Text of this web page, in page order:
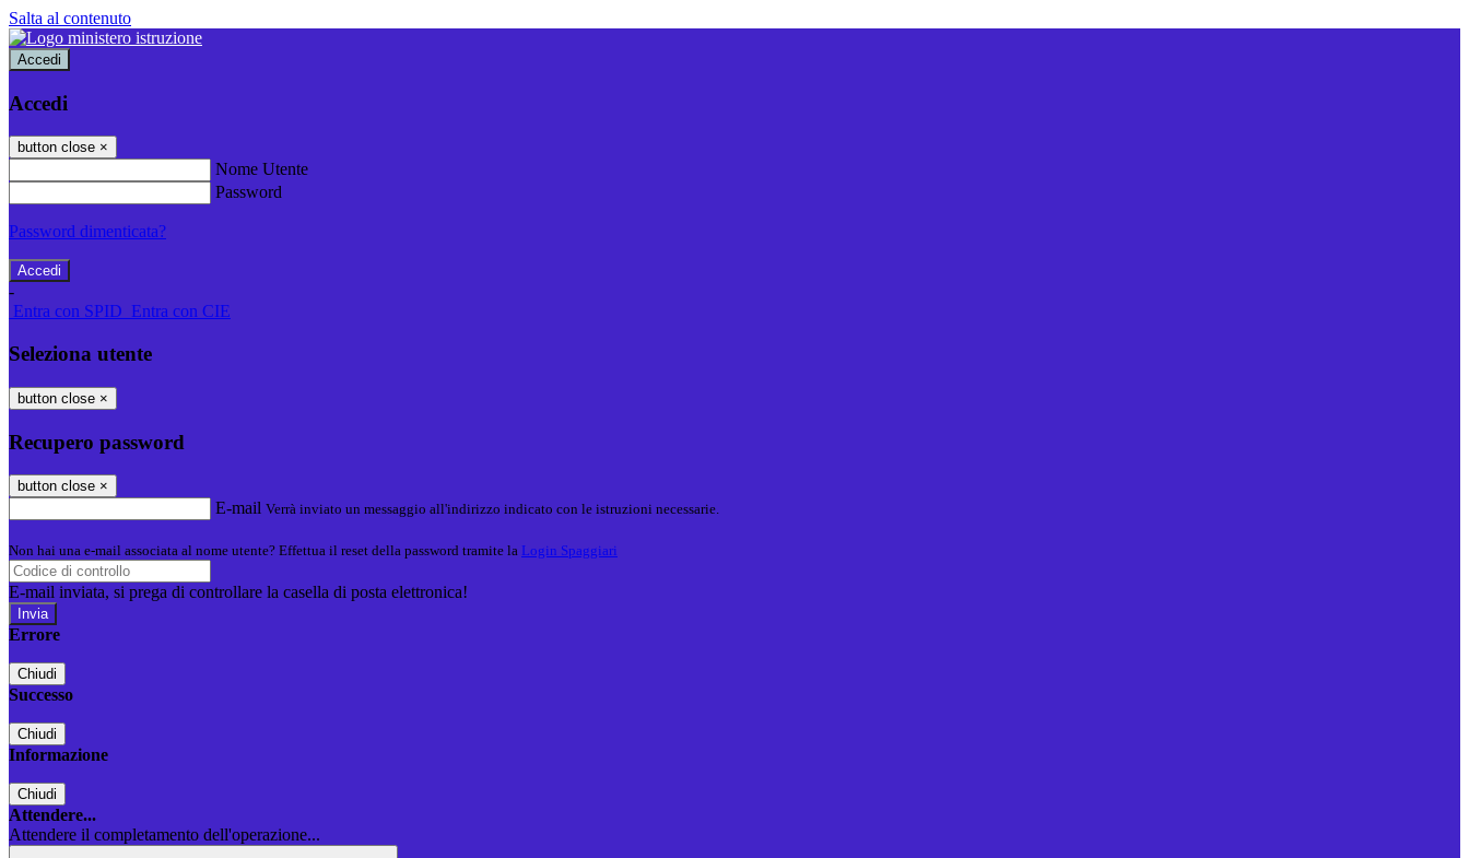
Salta al contenuto
Accedi
Accedi
button close ×
Nome Utente
Password
Password dimenticata?
-
Entra con SPID Entra con CIE
Seleziona utente
button close ×
Recupero password
button close ×
E-mail Verrà inviato un messaggio all'indirizzo indicato con le istruzioni necessarie.
Non hai una e-mail associata al nome utente? Effettua il reset della password tramite la Login Spaggiari
E-mail inviata, si prega di controllare la casella di posta elettronica!
Errore
Chiudi
Successo
Chiudi
Informazione
Chiudi
Attendere...
Attendere il completamento dell'operazione...